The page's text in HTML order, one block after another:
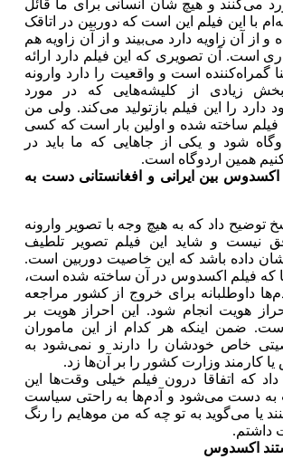
می‌کنند و هیچ شان انسانی برای ما قائل
با این فیلم این است که دوربین در اتاقک
از آن زاویه دارد می‌بیند و از آن زاویه هم
است. آن تصویری که این فیلم دارد ارائه
گمراه‌کننده است و واقعیت را دارد وارونه
زیادی از کلیشه‌هایی که در مورد
دارد را این فیلم بازتولید می‌کند. ولی من
فیلم ساخته شده و اولین بار است که کسی
شود و یکی از جاهایی که ما باید در
همین اردوگاه است.
بین ایرانی و افغانستانی دست به
توضیح داد که به هیچ وجه با تصویر وارونه
نیست و شاید این فیلم تصویر تلطیف
داده باشد که این خاصیت دوربین است.
که فیلم اکسدوس در آن ساخته شده است،
داوطلبانه برای خروج از کشور مراجعه
هویت انجام شود. این احراز هویت بر
ضمن اینکه هر کدام از این ماموران
خاص خودشان را دارند و نمی‌شود به
کارمند وزارت کشور را بر آن‌ها زد.
داد که اتفاقا درون فیلم خیلی وقت‌ها این
دست می‌شود و آدم‌ها به راحتی سیاست
یا می‌گوید به تو چه که من موهایم را رنگ
داشتم.
اکسدوس